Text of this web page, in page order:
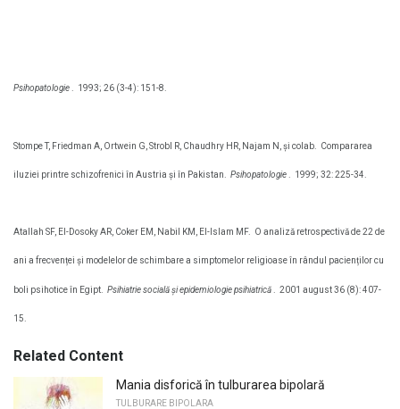
Psihopatologie. 1993; 26 (3-4): 151-8.
Stompe T, Friedman A, Ortwein G, Strobl R, Chaudhry HR, Najam N, și colab. Compararea
iluziei printre schizofrenici în Austria și în Pakistan. Psihopatologie 1999; 32: 225-34.
Atallah SF, El-Dosoky AR, Coker EM, Nabil KM, El-Islam MF. O analiză retrospectivă de 22 de
ani a frecvenței și modelelor de schimbare a simptomelor religioase în rândul pacienților cu
boli psihotice în Egipt. Psihiatrie socială și epidemiologie psihiatrică 2001 august 36 (8): 407-
15.
Related Content
Mania disforică în tulburarea bipolară
TULBURARE BIPOLARA